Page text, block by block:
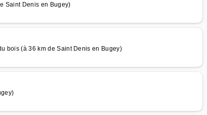
Saint Denis en Bugey)
bois (à 36 km de Saint Denis en Bugey)